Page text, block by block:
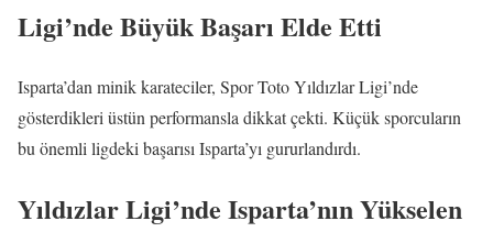
Ligi’nde Büyük Başarı Elde Etti
Isparta’dan minik karateciler, Spor Toto Yıldızlar Ligi’nde
gösterdikleri üstün performansla dikkat çekti. Küçük sporcuların
bu önemli ligdeki başarısı Isparta’yı gururlandırdı.
Yıldızlar Ligi’nde Isparta’nın Yükselen